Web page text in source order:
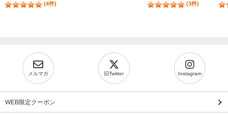
(4件) (3件)
メルマガ 旧Twitter Instagram
WEB限定クーポン